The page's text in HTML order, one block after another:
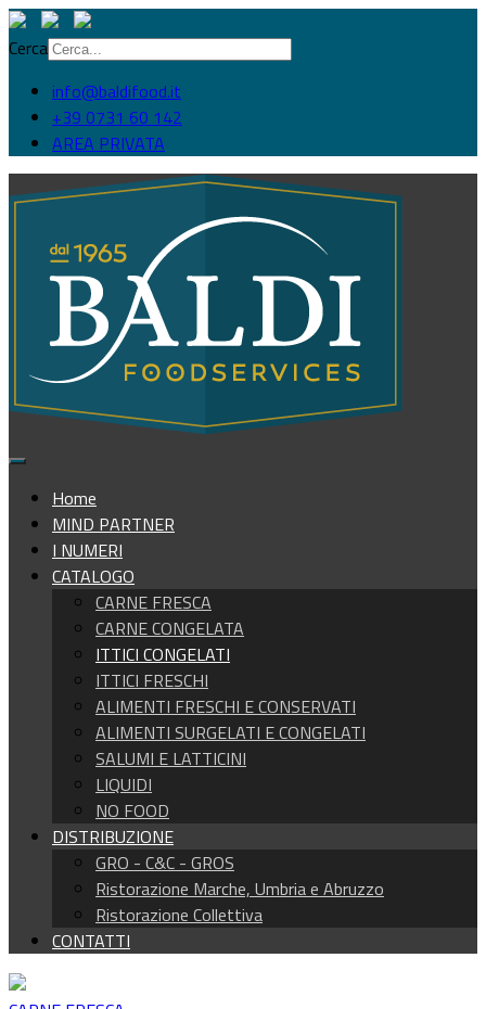
Cerca
info@baldifood.it
+39 0731 60 142
AREA PRIVATA
Home
MIND PARTNER
I NUMERI
CATALOGO
CARNE FRESCA
CARNE CONGELATA
ITTICI CONGELATI
ITTICI FRESCHI
ALIMENTI FRESCHI E CONSERVATI
ALIMENTI SURGELATI E CONGELATI
SALUMI E LATTICINI
LIQUIDI
NO FOOD
DISTRIBUZIONE
GRO - C&C - GROS
Ristorazione Marche, Umbria e Abruzzo
Ristorazione Collettiva
CONTATTI